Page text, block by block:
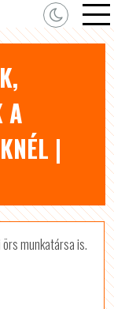
A
|
munkatársa is.